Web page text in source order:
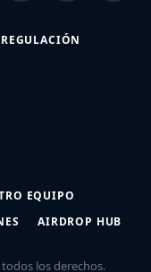
REGULACIÓN
EQUIPO
AIRDROP HUB
los derechos.